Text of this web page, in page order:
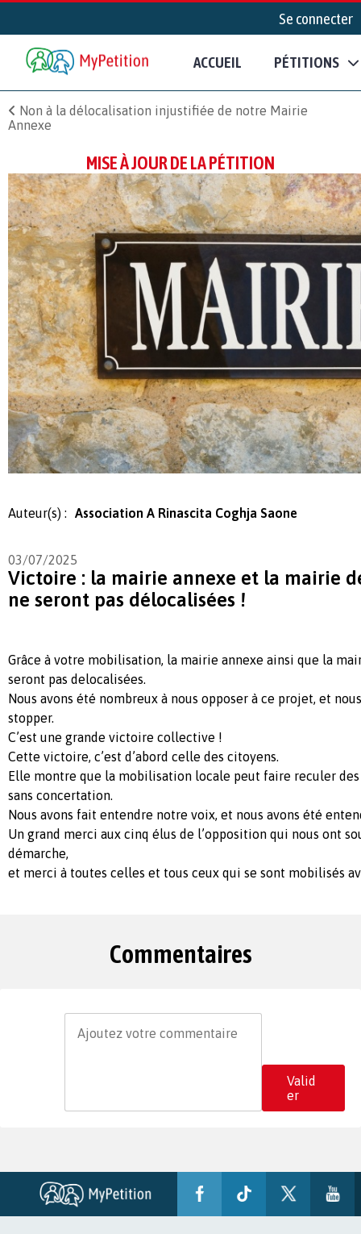
Se connecter
ACCUEIL PÉTITIONS
Non à la délocalisation injustifiée de notre Mairie
Annexe
MISE À JOUR DE LA PÉTITION
Auteur(s) : Association A Rinascita Coghja Saone
03/07/2025
Victoire : la mairie annexe et la mairie
ne seront pas délocalisées !
Grâce à votre mobilisation, la mairie annexe ainsi que la
seront pas delocalisées.
Nous avons été nombreux à nous opposer à ce projet, et
stopper.
C’est une grande victoire collective !
Cette victoire, c’est d’abord celle des citoyens.
Elle montre que la mobilisation locale peut faire reculer
sans concertation.
Nous avons fait entendre notre voix, et nous avons été
Un grand merci aux cinq élus de l’opposition qui nous ont
démarche,
et merci à toutes celles et tous ceux qui se sont mobilisés
Commentaires
Valid
er